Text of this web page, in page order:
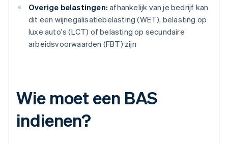
Overige belastingen: afhankelijk van je bedrijf kan
dit een wijnegalisatiebelasting (WET), belasting op
luxe auto's (LCT) of belasting op secundaire
arbeidsvoorwaarden (FBT) zijn
Wie moet een BAS
indienen?